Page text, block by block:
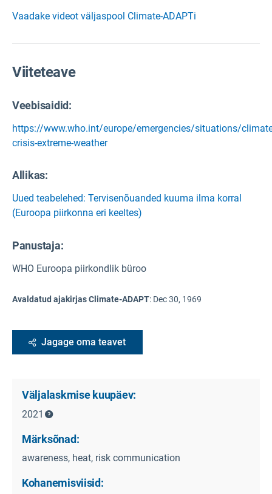
Vaadake videot väljaspool Climate-ADAPTi
Viiteteave
Veebisaidid:
https://www.who.int/europe/emergencies/situations/
crisis-extreme-weather
Allikas:
Uued teabelehed: Tervisenõuanded kuuma ilma korral
(Euroopa piirkonna eri keeltes)
Panustaja:
WHO Euroopa piirkondlik büroo
Avaldatud ajakirjas Climate-ADAPT: Dec 30, 1969
Jagage oma teavet
Väljalaskmise kuupäev:
2021
Märksõnad:
awareness, heat, risk communication
Kohanemisviisid: